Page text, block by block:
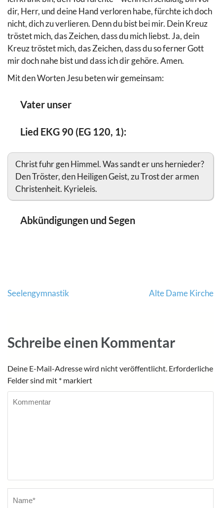
dir, Herr, und deine Hand verloren habe, fürchte ich doch
nicht, dich zu verlieren. Denn du bist bei mir. Dein Kreuz
tröstet mich, das Zeichen, dass du mich liebst. Ja, dein
Kreuz tröstet mich, das Zeichen, dass du so ferner Gott
mir doch nahe bist und dass ich dir gehöre. Amen.
Mit den Worten Jesu beten wir gemeinsam:
Vater unser
Lied EKG 90 (EG 120, 1):
Christ fuhr gen Himmel. Was sandt er uns hernieder?
Den Tröster, den Heiligen Geist, zu Trost der armen
Christenheit. Kyrieleis.
Abkündigungen und Segen
Beitragsnavigation
Seelengymnastik Alte Dame Kirche
Schreibe einen Kommentar
Deine E-Mail-Adresse wird nicht veröffentlicht. Erforderliche
Felder sind mit * markiert